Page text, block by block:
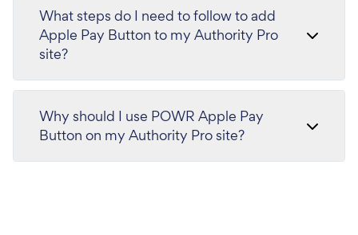
What steps do I need to follow to add
Apple Pay Button to my Authority Pro
site?
Why should I use POWR Apple Pay
Button on my Authority Pro site?